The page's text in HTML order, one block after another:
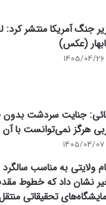
جنگ آمریکا منتشر
(عکس)
1405/04/26
جنایت سردشت بدون
هرگز نمی‌توانست با آن
1405/04/07
ولایتی به مناسب
نشان داد که خطوط
تحقیقاتی